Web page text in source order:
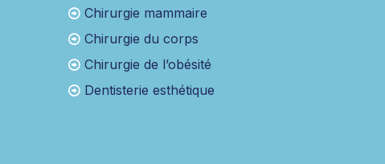
Chirurgie mammaire
Chirurgie du corps
Chirurgie de l’obésité
Dentisterie esthétique